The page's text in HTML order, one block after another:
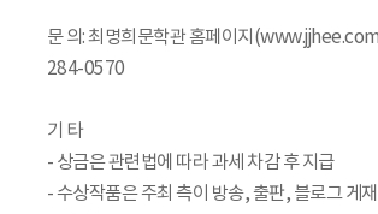
문 의: 최명희문학관 홈페이지
284-0570
기 타
- 상금은 관련법에 따라 과세 차감 후 지급
- 수상작품은 주최 측이 방송, 출판, 블로그 게